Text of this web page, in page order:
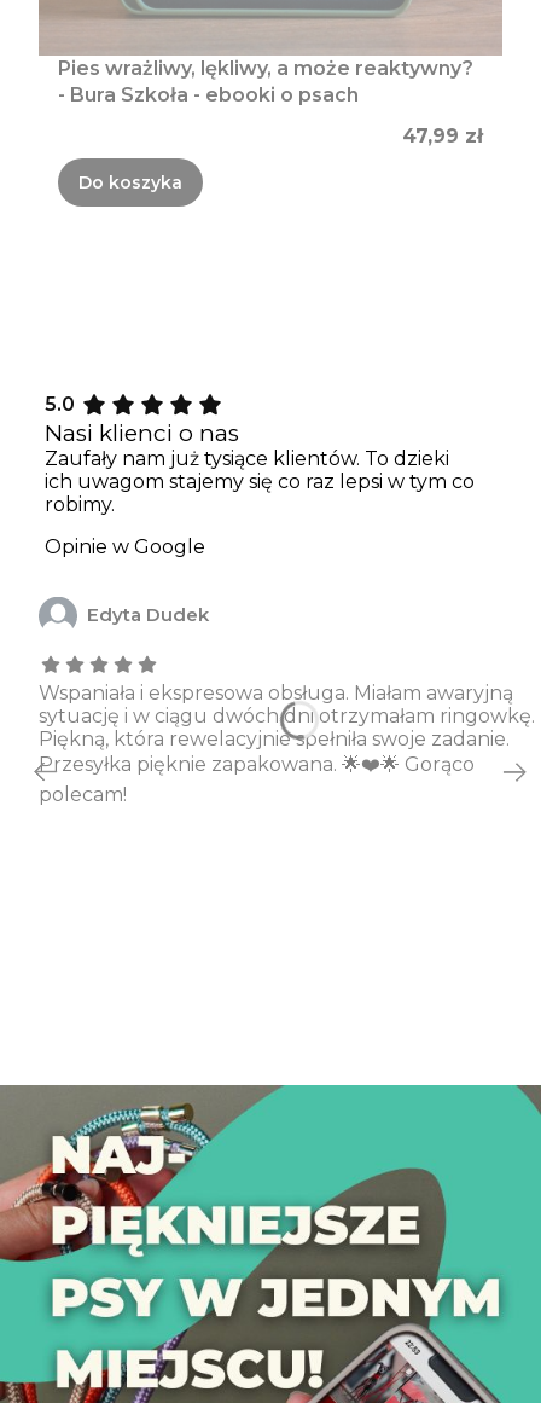
Pies wrażliwy, lękliwy, a może reaktywny?
- Bura Szkoła - ebooki o psach
Cena
47,99 zł
Do koszyka
5.0
Nasi klienci o nas
Zaufały nam już tysiące klientów. To dzieki
ich uwagom stajemy się co raz lepsi w tym co
robimy.
Opinie w Google
Edyta Dudek
Wspaniała i ekspresowa obsługa. Miałam awaryjną
sytuację i w ciągu dwóch dni otrzymałam ringowkę.
Piękną, która rewelacyjnie spełniła swoje zadanie.
Przesyłka pięknie zapakowana. 🌟❤️🌟 Gorąco
polecam!